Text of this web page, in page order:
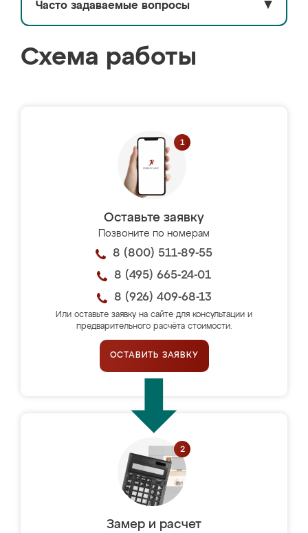
Часто задаваемые вопросы ▼
Схема работы
Оставьте заявку
Позвоните по номерам
8 (800) 511-89-55
8 (495) 665-24-01
8 (926) 409-68-13
Или оставьте заявку на сайте для консультации и
предварительного расчёта стоимости.
ОСТАВИТЬ ЗАЯВКУ
Замер и расчет